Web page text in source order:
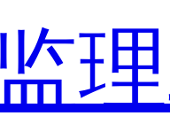
监